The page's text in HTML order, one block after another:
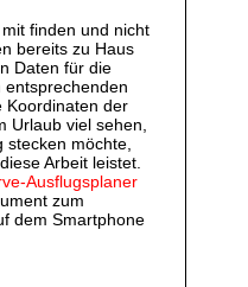
finden und nicht
bereits zu Haus
Daten für die
entsprechenden
Koordinaten der
Urlaub viel sehen,
möchte,
Arbeit leistet.
Ausflugsplaner
zum
dem Smartphone